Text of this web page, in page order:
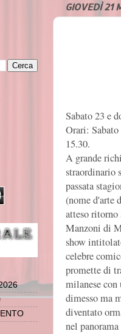
GIOVEDÌ 21
Sabato 23 e
Orari:
15.30.
A grande
straordinario
passata
(nome d'arte
atteso ritorno
Manzoni di
show
celebre
promette di
milanese con
dimesso ma
diventato
nel